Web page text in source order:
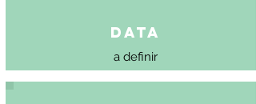
Data
a definir